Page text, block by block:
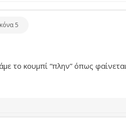
5
το κουμπί “πλην” όπως